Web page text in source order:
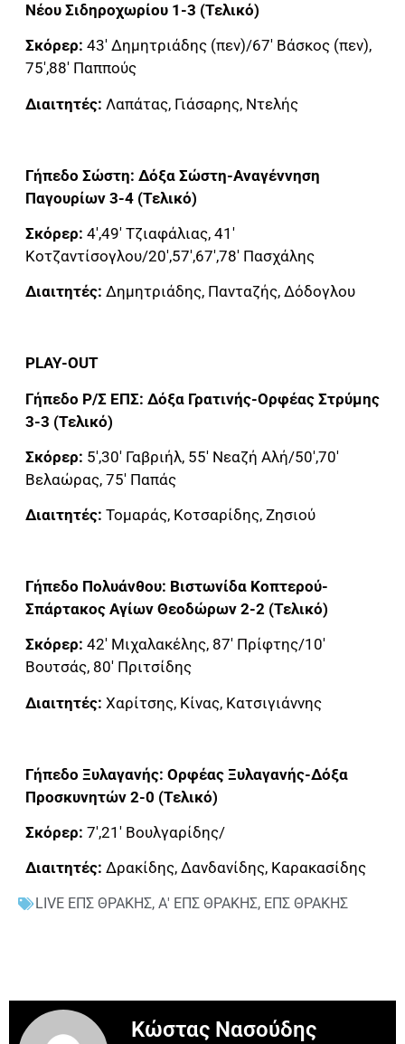
Νέου Σιδηροχωρίου 1-3 (Τελικό)
Σκόρερ: 43′ Δημητριάδης (πεν)/67′ Βάσκος (πεν),
75′,88′ Παππούς
Διαιτητές: Λαπάτας, Γιάσαρης, Ντελής
Γήπεδο Σώστη: Δόξα Σώστη-Αναγέννηση
Παγουρίων 3-4 (Τελικό)
Σκόρερ: 4′,49′ Τζιαφάλιας, 41′
Κοτζαντίσογλου/20′,57′,67′,78′ Πασχάλης
Διαιτητές: Δημητριάδης, Πανταζής, Δόδογλου
PLAY-OUT
Γήπεδο Ρ/Σ ΕΠΣ: Δόξα Γρατινής-Ορφέας Στρύμης
3-3 (Τελικό)
Σκόρερ: 5′,30′ Γαβριήλ, 55′ Νεαζή Αλή/50′,70′
Βελαώρας, 75′ Παπάς
Διαιτητές: Τομαράς, Κοτσαρίδης, Ζησιού
Γήπεδο Πολυάνθου: Βιστωνίδα Κοπτερού-
Σπάρτακος Αγίων Θεοδώρων 2-2 (Τελικό)
Σκόρερ: 42′ Μιχαλακέλης, 87′ Πρίφτης/10′
Βουτσάς, 80′ Πριτσίδης
Διαιτητές: Χαρίτσης, Κίνας, Κατσιγιάννης
Γήπεδο Ξυλαγανής: Ορφέας Ξυλαγανής-Δόξα
Προσκυνητών 2-0 (Τελικό)
Σκόρερ: 7′,21′ Βουλγαρίδης/
Διαιτητές: Δρακίδης, Δανδανίδης, Καρακασίδης
LIVE ΕΠΣ ΘΡΑΚΗΣ, Α' ΕΠΣ ΘΡΑΚΗΣ, ΕΠΣ ΘΡΑΚΗΣ
Κώστας Νασούδης